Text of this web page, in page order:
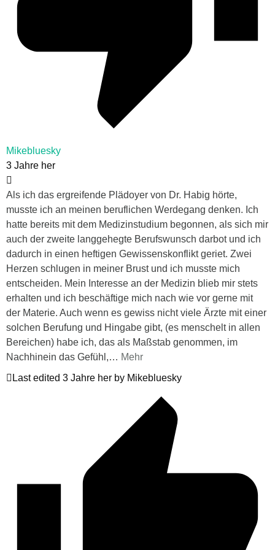
Mikebluesky
3 Jahre her
Als ich das ergreifende Plädoyer von Dr. Habig hörte,
musste ich an meinen beruflichen Werdegang denken. Ich
hatte bereits mit dem Medizinstudium begonnen, als sich mir
auch der zweite langgehegte Berufswunsch darbot und ich
dadurch in einen heftigen Gewissenskonflikt geriet. Zwei
Herzen schlugen in meiner Brust und ich musste mich
entscheiden. Mein Interesse an der Medizin blieb mir stets
erhalten und ich beschäftige mich nach wie vor gerne mit
der Materie. Auch wenn es gewiss nicht viele Ärzte mit einer
solchen Berufung und Hingabe gibt, (es menschelt in allen
Bereichen) habe ich, das als Maßstab genommen, im
Nachhinein das Gefühl,… Mehr
Last edited 3 Jahre her by Mikebluesky